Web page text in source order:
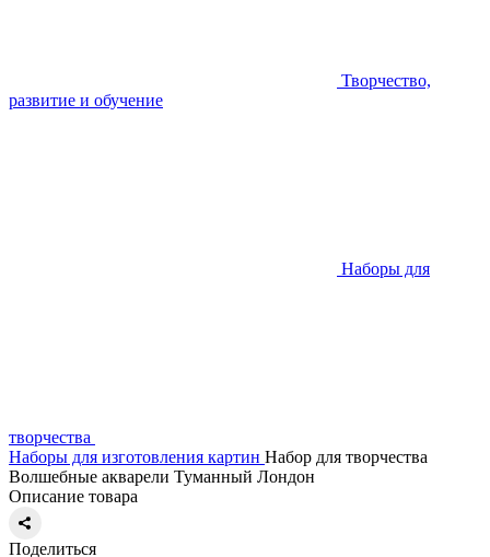
Творчество,
развитие и обучение
Наборы для
творчества
Наборы для изготовления картин Набор для творчества
Волшебные акварели Туманный Лондон
Описание товара
Поделиться